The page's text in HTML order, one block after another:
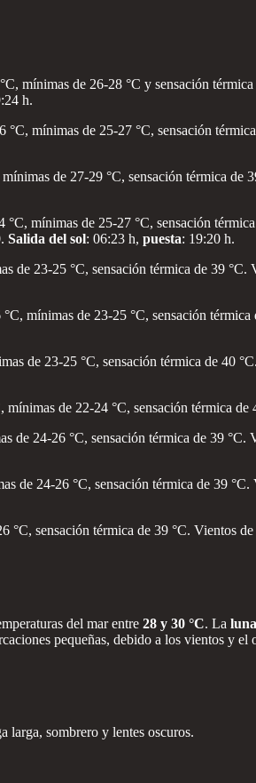
mínimas de 26-28 °C y sensación
h.
mínimas de 25-27 °C, sensación
de 27-29 °C, sensación térmica de
mínimas de 25-27 °C, sensación
Salida del sol: 06:23 h, puesta: 19:20 h.
de 23-25 °C, sensación térmica de 39
mínimas de 23-25 °C, sensación
de 23-25 °C, sensación térmica de 40
de 22-24 °C, sensación térmica
de 24-26 °C, sensación térmica de 39
de 24-26 °C, sensación térmica de 39
°C, sensación térmica de 39 °C. Vientos
del mar entre 28 y 30 °C. La
pequeñas, debido a los vientos y el
larga, sombrero y lentes oscuros.